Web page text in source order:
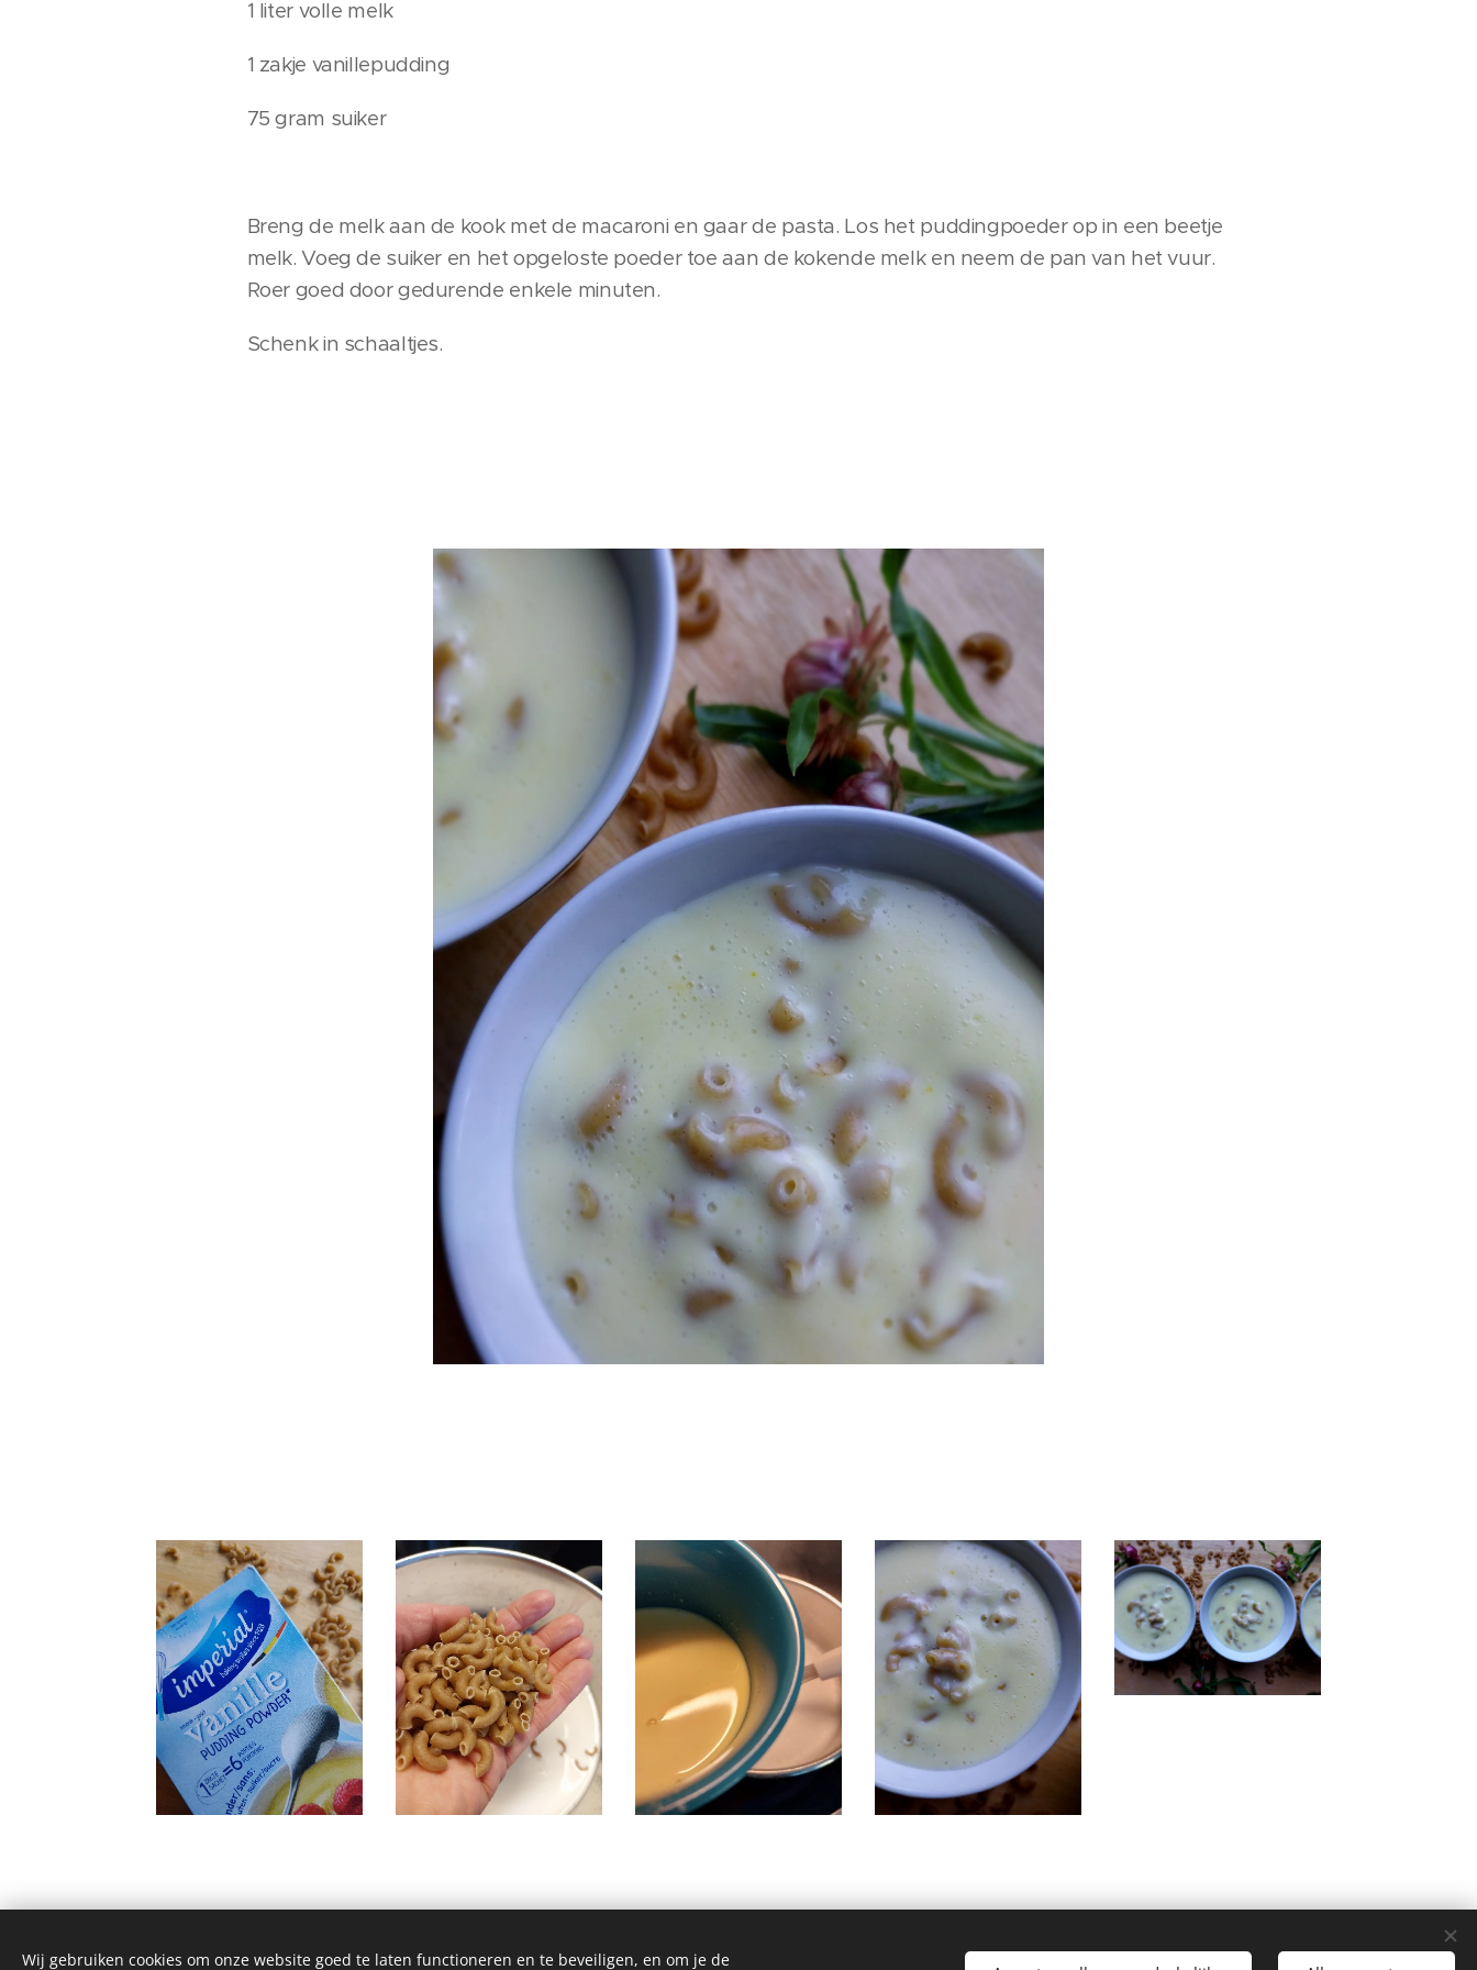
1 liter volle melk
1 zakje vanillepudding
75 gram suiker
Breng de melk aan de kook met de macaroni en gaar de pasta. Los het puddingpoeder op in een beetje
melk. Voeg de suiker en het opgeloste poeder toe aan de kokende melk en neem de pan van het vuur.
Roer goed door gedurende enkele minuten.
Schenk in schaaltjes.
Wij gebruiken cookies om onze website goed te laten functioneren en te beveiligen, en om je de